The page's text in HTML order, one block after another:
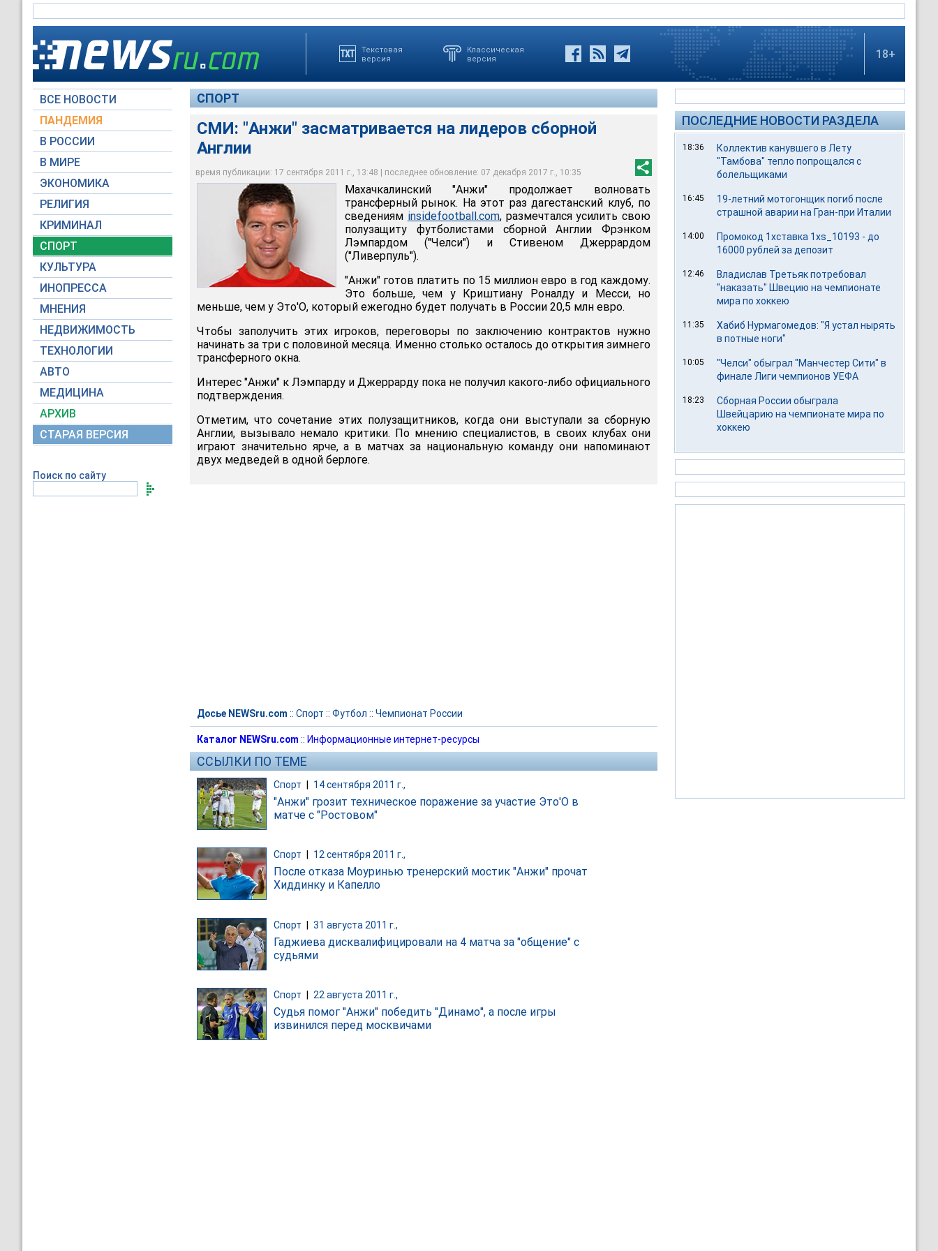
Текстовая
версия
Классическая
версия
18+
ВСЕ НОВОСТИ
ПАНДЕМИЯ
В РОССИИ
В МИРЕ
ЭКОНОМИКА
РЕЛИГИЯ
КРИМИНАЛ
СПОРТ
КУЛЬТУРА
ИНОПРЕССА
МНЕНИЯ
НЕДВИЖИМОСТЬ
ТЕХНОЛОГИИ
АВТО
МЕДИЦИНА
АРХИВ
СТАРАЯ ВЕРСИЯ
Поиск по сайту
СПОРТ
СМИ: "Анжи" засматривается на лидеров сборной
Англии
время публикации: 17 сентября 2011 г., 13:48 | последнее обновление: 07 декабря 2017 г., 10:35
На этот раз дагестанский клуб, по сведениям Insidefootball.com, размечтался
("Челси") и Стивеном Джеррардом ("Ливерпуль")
liverpoolfc.tv
Махачкалинский "Анжи" продолжает волновать
трансферный рынок. На этот раз дагестанский клуб, по
сведениям insidefootball.com, размечтался усилить свою
полузащиту футболистами сборной Англии Фрэнком
Лэмпардом ("Челси") и Стивеном Джеррардом
("Ливерпуль").
"Анжи" готов платить по 15 миллион евро в год каждому.
Это больше, чем у Криштиану Роналду и Месси, но
меньше, чем у Это'О, который ежегодно будет получать в России 20,5 млн евро.
Чтобы заполучить этих игроков, переговоры по заключению контрактов нужно
начинать за три с половиной месяца. Именно столько осталось до открытия зимнего
трансферного окна.
Интерес "Анжи" к Лэмпарду и Джеррарду пока не получил какого-либо официального
подтверждения.
Отметим, что сочетание этих полузащитников, когда они выступали за сборную
Англии, вызывало немало критики. По мнению специалистов, в своих клубах они
играют значительно ярче, а в матчах за национальную команду они напоминают
двух медведей в одной берлоге.
Досье NEWSru.com :: Спорт :: Футбол :: Чемпионат России
Каталог NEWSru.com :: Информационные интернет-ресурсы
ССЫЛКИ ПО ТЕМЕ
Спорт 14 сентября 2011 г.,
"Анжи" грозит техническое поражение за участие Это'О в
матче с "Ростовом"
Спорт 12 сентября 2011 г.,
После отказа Моуринью тренерский мостик "Анжи" прочат
Хиддинку и Капелло
Спорт | 31 августа 2011 г.,
Гаджиева дисквалифицировали на 4 матча за "общение" с
судьями
Спорт 22 августа 2011 г.,
Судья помог "Анжи" победить "Динамо", а после игры
извинился перед москвичами
ПОСЛЕДНИЕ НОВОСТИ РАЗДЕЛА
18:36
Коллектив канувшего в Лету
"Тамбова" тепло попрощался с
болельщиками
16:45
19-летний мотогонщик погиб после
страшной аварии на Гран-при Италии
14:00
Промокод 1хставка 1xs_10193 - до
16000 рублей за депозит
12:46
Владислав Третьяк потребовал
"наказать" Швецию на чемпионате
мира по хоккею
11:35
Хабиб Нурмагомедов: "Я устал нырять
в потные ноги"
10:05
"Челси" обыграл "Манчестер Сити" в
финале Лиги чемпионов УЕФА
18:23
Сборная России обыграла
Швейцарию на чемпионате мира по
хоккею